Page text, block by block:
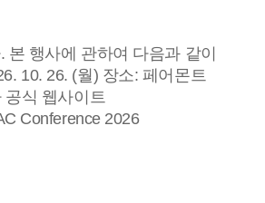
행사에 관하여 다음과 같이
10. 26. (월) 장소: 페어몬트
공식 웹사이트
Conference 2026